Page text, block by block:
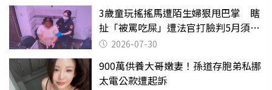
3歲童玩搖搖馬遭陌生婦狠甩巴掌 瞎
扯「被罵吃屎」遭法官打臉判5月須入
監 2026-07-30
900萬供養大哥嫩妻！孫道存胞弟私挪
太電公款遭起訴